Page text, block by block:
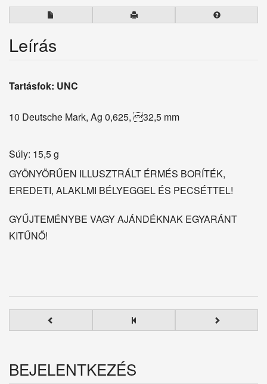
Leírás
Tartásfok: UNC
10 Deutsche Mark, Ag 0,625, 32,5 mm
Súly: 15,5 g
GYÖNYÖRŰEN ILLUSZTRÁLT ÉRMÉS BORÍTÉK,
EREDETI, ALAKLMI BÉLYEGGEL ÉS PECSÉTTEL!
GYŰJTEMÉNYBE VAGY AJÁNDÉKNAK EGYARÁNT
KITŰNŐ!
BEJELENTKEZÉS